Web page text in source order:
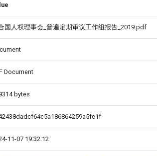
国人权理事会_普遍定期审议工作组报告_2019.pdf
Document
bytes
11-07 19:32:12